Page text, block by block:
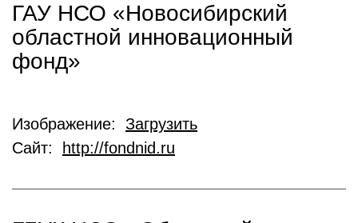
ГАУ НСО «Новосибирский
областной инновационный
фонд»
Изображение: Загрузить
Сайт:
http://fondnid.ru